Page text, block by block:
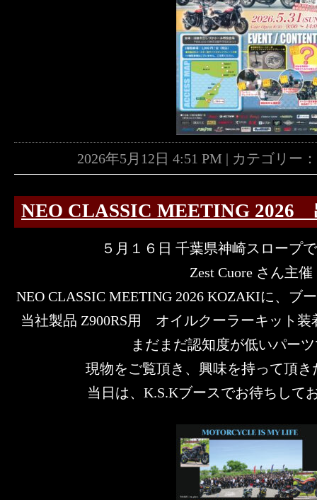
2026年5月12日 4:51 PM | カテゴリー
NEO CLASSIC MEETING 2026
５月１６日 千葉県神崎スロープ
Zest Cuore さん主催
NEO CLASSIC MEETING 2026 KOZAKIに、ブ
当社製品 Z900RS用 オイルクーラーキット
まだまだ認知度が低いパー
現物をご覧頂き、興味を持って頂
当日は、K.S.Kブースでお待ちして